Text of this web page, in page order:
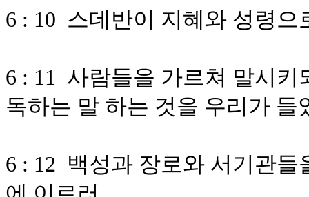
6 : 10 스데반이 지혜와 성령
6 : 11 사람들을 가르쳐 말시
독하는 말 하는 것을 우리가 들
6 : 12 백성과 장로와 서기관